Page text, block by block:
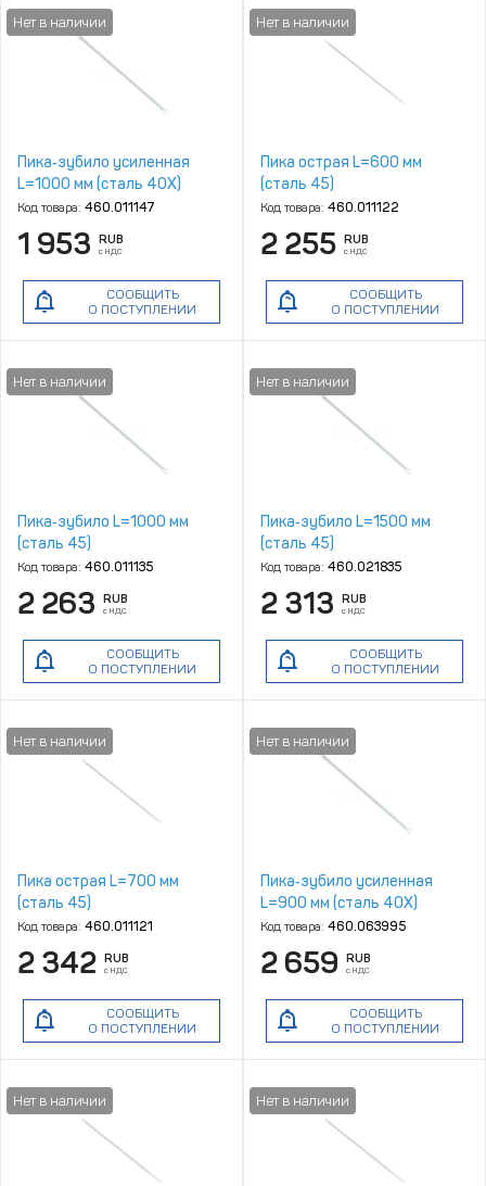
Пика‑зубило усиленная
L=1000 мм (сталь 40Х)
Код товара: 460.011147
1 953 RUB
с НДС
СООБЩИТЬ
О ПОСТУПЛЕНИИ
Пика острая L=600 мм
(сталь 45)
Код товара: 460.011122
2 255 RUB
с НДС
СООБЩИТЬ
О ПОСТУПЛЕНИИ
Пика‑зубило L=1000 мм
(сталь 45)
Код товара: 460.011135
2 263 RUB
с НДС
СООБЩИТЬ
О ПОСТУПЛЕНИИ
Пика‑зубило L=1500 мм
(сталь 45)
Код товара: 460.021835
2 313 RUB
с НДС
СООБЩИТЬ
О ПОСТУПЛЕНИИ
Пика острая L=700 мм
(сталь 45)
Код товара: 460.011121
2 342 RUB
с НДС
СООБЩИТЬ
О ПОСТУПЛЕНИИ
Пика‑зубило усиленная
L=900 мм (сталь 40Х)
Код товара: 460.063995
2 659 RUB
с НДС
СООБЩИТЬ
О ПОСТУПЛЕНИИ